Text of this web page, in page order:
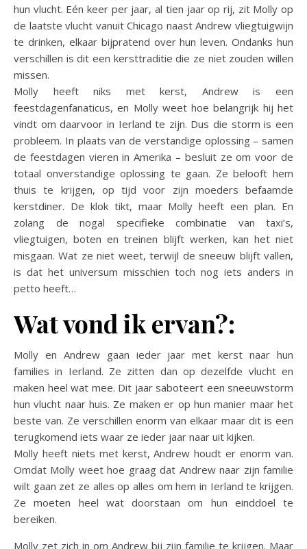
hun vlucht. Eén keer per jaar, al tien jaar op rij, zit Molly op
de laatste vlucht vanuit Chicago naast Andrew vliegtuigwijn
te drinken, elkaar bijpratend over hun leven. Ondanks hun
verschillen is dit een kersttraditie die ze niet zouden willen
missen.
Molly heeft niks met kerst, Andrew is een
feestdagenfanaticus, en Molly weet hoe belangrijk hij het
vindt om daarvoor in Ierland te zijn. Dus die storm is een
probleem. In plaats van de verstandige oplossing – samen
de feestdagen vieren in Amerika – besluit ze om voor de
totaal onverstandige oplossing te gaan. Ze belooft hem
thuis te krijgen, op tijd voor zijn moeders befaamde
kerstdiner. De klok tikt, maar Molly heeft een plan. En
zolang de nogal specifieke combinatie van taxi’s,
vliegtuigen, boten en treinen blijft werken, kan het niet
misgaan. Wat ze niet weet, terwijl de sneeuw blijft vallen,
is dat het universum misschien toch nog iets anders in
petto heeft…
Wat vond ik ervan?:
Molly en Andrew gaan ieder jaar met kerst naar hun
families in Ierland. Ze zitten dan op dezelfde vlucht en
maken heel wat mee. Dit jaar saboteert een sneeuwstorm
hun vlucht naar huis. Ze maken er op hun manier maar het
beste van. Ze verschillen enorm van elkaar maar dit is een
terugkomend iets waar ze ieder jaar naar uit kijken.
Molly heeft niets met kerst, Andrew houdt er enorm van.
Omdat Molly weet hoe graag dat Andrew naar zijn familie
wilt gaan zet ze alles op alles om hem in Ierland te krijgen.
Ze moeten heel wat doorstaan om hun einddoel te
bereiken.
Molly zet zich in om Andrew bij zijn familie te krijgen. Maar